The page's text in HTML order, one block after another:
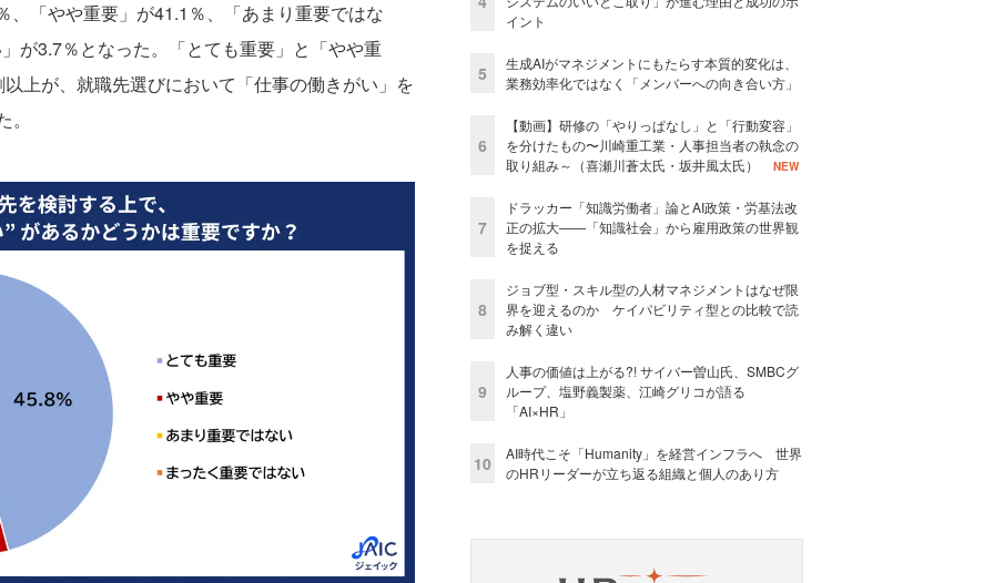
「やや重要」が41.1％、「あまり重要ではな
が3.7％となった。「とても重要」と「やや重
上が、就職先選びにおいて「仕事の働きがい」を
イント
5
生成AIがマネジメントにもたらす本質的変化は、
業務効率化ではなく「メンバーへの向き合い方」
6
【動画】研修の「やりっぱなし」と「行動変容」
を分けたもの〜川崎重工業・人事担当者の執念の
取り組み～（喜瀬川蒼太氏・坂井風太氏）
NEW
7
ドラッカー「知識労働者」論とAI政策・労基法改
正の拡大——「知識社会」から雇用政策の世界観
を捉える
8
ジョブ型・スキル型の人材マネジメントはなぜ限
界を迎えるのか ケイパビリティ型との比較で読
み解く違い
9
人事の価値は上がる?! サイバー曽山氏、SMBCグ
ループ、塩野義製薬、江崎グリコが語る
「AI×HR」
10
AI時代こそ「Humanity」を経営インフラへ 世界
のHRリーダーが立ち返る組織と個人のあり方